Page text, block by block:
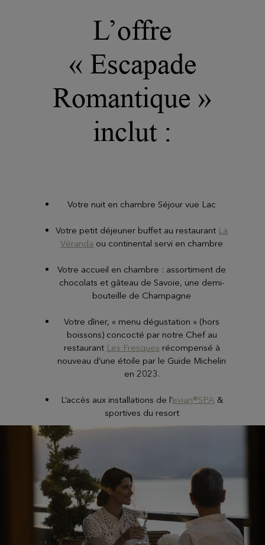
L’offre
« Escapade
Romantique »
inclut :
Votre nuit en chambre Séjour vue Lac
Votre petit déjeuner buffet au restaurant La
Véranda ou continental servi en chambre
Votre accueil en chambre : assortiment de
chocolats et gâteau de Savoie, une demi-
bouteille de Champagne
Votre dîner, « menu dégustation » (hors
boissons) concocté par notre Chef au
restaurant Les Fresques récompensé à
nouveau d’une étoile par le Guide Michelin
en 2023.
L’accès aux installations de l’evian®SPA &
sportives du resort